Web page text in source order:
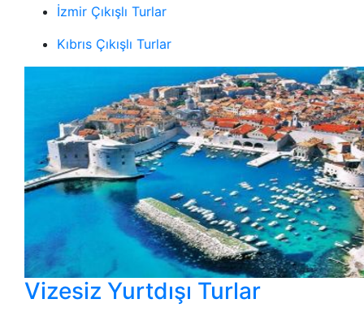
İzmir Çıkışlı Turlar
Kıbrıs Çıkışlı Turlar
Vizesiz Yurtdışı Turlar